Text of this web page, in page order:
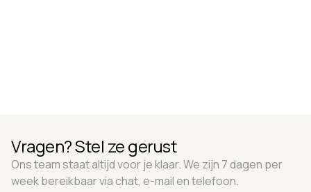
Vragen? Stel ze gerust
Ons team staat altijd voor je klaar. We zijn 7 dagen per
week bereikbaar via chat, e-mail en telefoon.